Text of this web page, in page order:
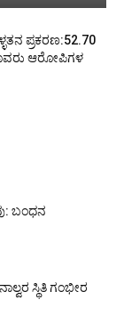
ಪ್ರಕರಣ:52.70
ಆರೋಪಿಗಳ
ಬಂಧನ
ಸ್ಥಿತಿ ಗಂಭೀರ